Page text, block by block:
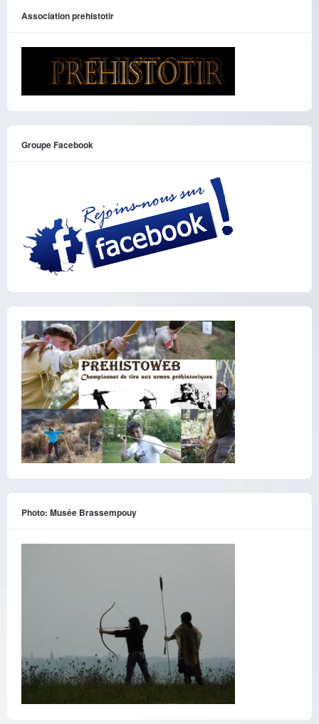
Association prehistotir
Groupe Facebook
Photo: Musée Brassempouy